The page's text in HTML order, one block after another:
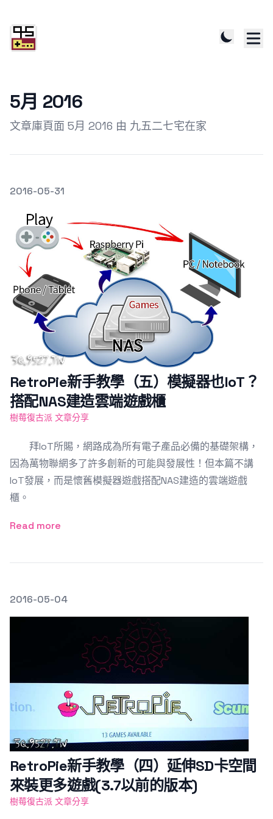
5月 2016
文章庫頁面 5月 2016 由 九五二七宅在家
發文於
2016-05-31
RetroPie新手教學（五）模擬器也IoT？
搭配NAS建造雲端遊戲櫃
樹莓復古派 文章分享
拜IoT所賜，網路成為所有電子產品必備的基礎架構，
因為萬物聯網多了許多創新的可能與發展性！但本篇不講
IoT發展，而是懷舊模擬器遊戲搭配NAS建造的雲端遊戲
櫃。
Read more
發文於
2016-05-04
Featured Image
RetroPie新手教學（四）延伸SD卡空間
來裝更多遊戲(3.7以前的版本)
樹莓復古派 文章分享